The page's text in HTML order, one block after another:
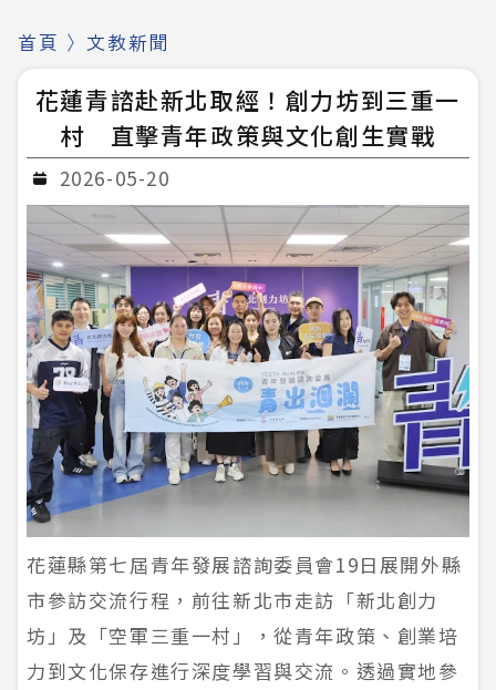
首頁 〉 文教新聞
花蓮青諮赴新北取經！創力坊到三重一
村 直擊青年政策與文化創生實戰
2026-05-20
花蓮縣第七屆青年發展諮詢委員會19日展開外縣
市參訪交流行程，前往新北市走訪「新北創力
坊」及「空軍三重一村」，從青年政策、創業培
力到文化保存進行深度學習與交流。透過實地參